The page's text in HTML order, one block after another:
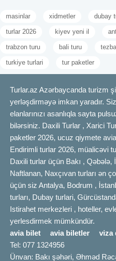
masinlar xidmetler dubay
turlar 2026 kiyev yeni il
trabzon turu bali turu
turkiye turlari tur paketler
Turlar.az Azərbaycanda turizm
yerləşdirməyə imkan yaradır.
elanlarınızı asanlıqla sayta
bilərsiniz. Daxili Turlar , Xarici
paketler 2026, ucuz qiymete
Endirimli turlar 2026, müalicəvi
Daxili turlar üçün Bakı , Qəbələ,
Naftlanan, Naxçıvan turları ən
üçün siz Antalya, Bodrum ,
turları, Dubay turlari,
Istirahet merkezleri , hoteller,
yerlesdirmek mümkündür.
avia bilet
avia biletler viza
Tel: 077 1324956
Ünvan: Bakı şəhəri, Əhməd